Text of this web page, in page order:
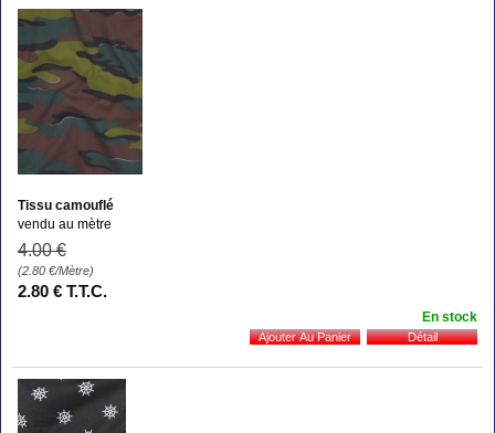
Tissu camouflé
vendu au mètre
4.00 €
(2.80 €/Mètre)
2.80 € T.T.C.
En stock